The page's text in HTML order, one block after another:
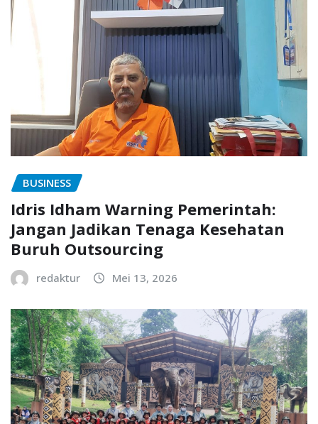
BUSINESS
Idris Idham Warning Pemerintah:
Jangan Jadikan Tenaga Kesehatan
Buruh Outsourcing
redaktur Mei 13, 2026